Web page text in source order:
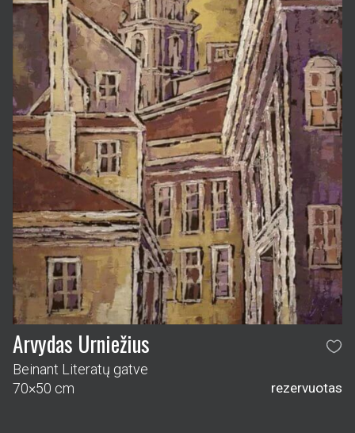
Arvydas Urniežius
Beinant Literatų gatve
70×50 cm
rezervuotas